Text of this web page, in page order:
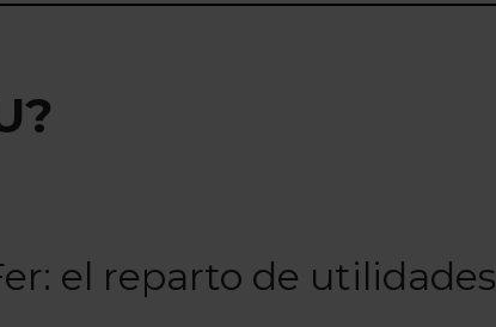
el reparto de utilidades